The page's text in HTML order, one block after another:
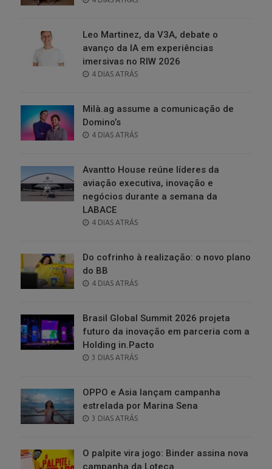
Leo Martinez, da V3A, debate o
avanço da IA em experiências
imersivas no RIW 2026
POSTED
4 DIAS ATRÁS
Milà.ag assume a comunicação de
Domino’s
POSTED
4 DIAS ATRÁS
Avantto House reúne líderes da
aviação executiva, inovação e
negócios durante a semana da
LABACE
POSTED
4 DIAS ATRÁS
Do cofrinho à realização: o novo plano
do BB
POSTED
4 DIAS ATRÁS
Brasil Global Summit 2026 projeta
futuro da inovação em parceria com a
Holding in.Pacto
POSTED
3 DIAS ATRÁS
OPPO e Asia lançam campanha
estrelada por Marina Sena
POSTED
3 DIAS ATRÁS
O palpite vira jogo: Binder assina nova
campanha da Loteca